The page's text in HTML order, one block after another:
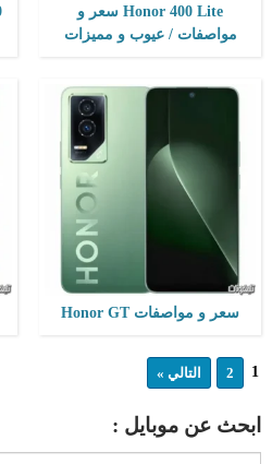
Honor 400 Lite سعر و
مواصفات / عيوب و مميزات
سعر و مواصفات Honor GT
1
2 التالي »
ابحث عن موبايل :